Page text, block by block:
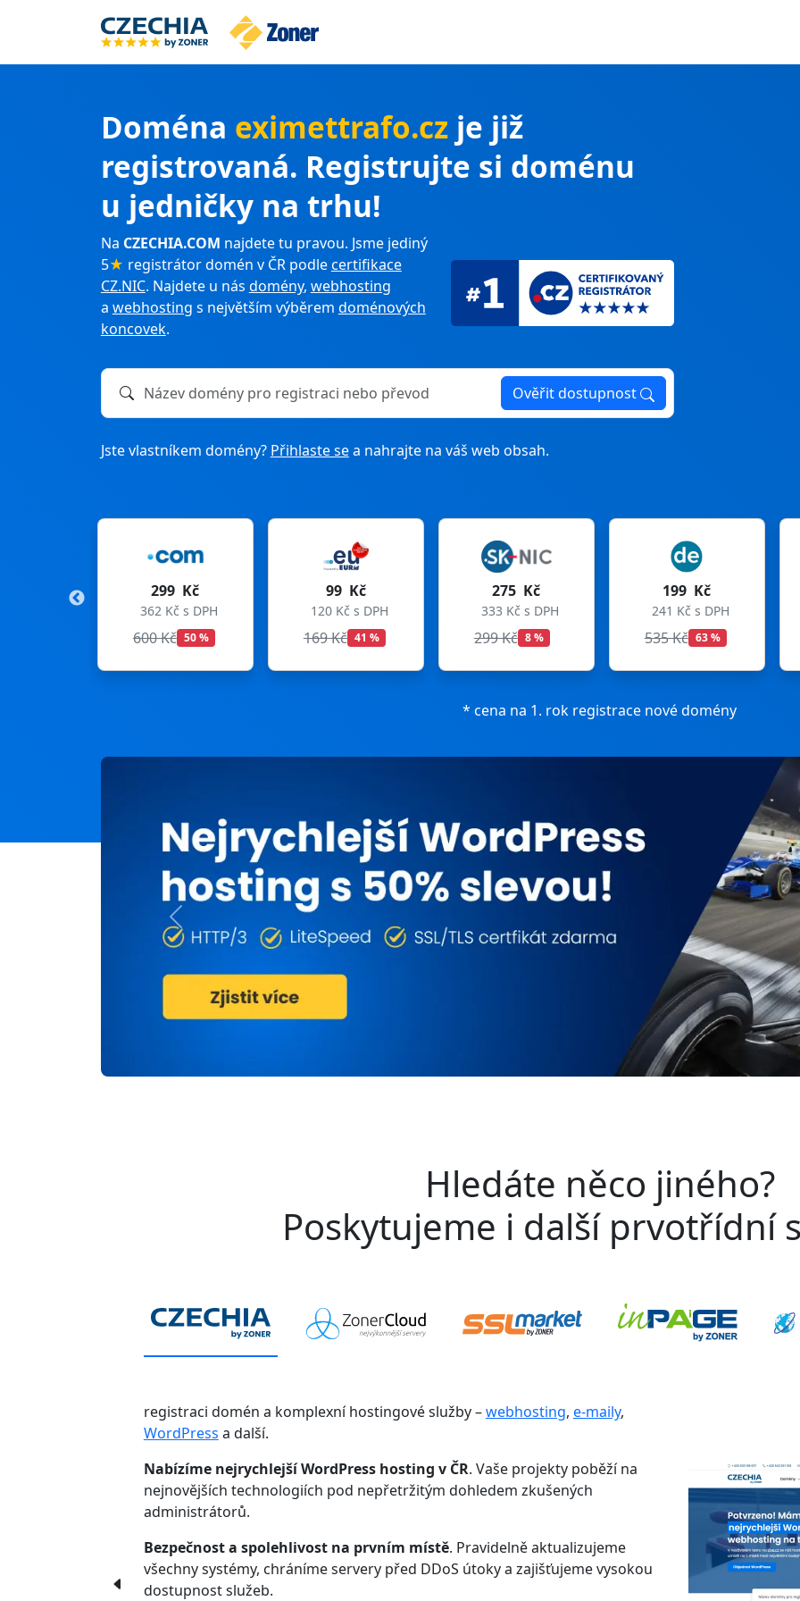
Doména eximettrafo.cz je již
registrovaná. Registrujte si doménu
u jedničky na trhu!
Na CZECHIA.COM najdete tu pravou. Jsme jediný
5★ registrátor domén v ČR podlecertifikace
CZ.NIC. Najdete u nás domény, webhosting
a webhosting s největším výběrem doménových
koncovek.
Název domény k registraci nebo převodu Ověřit dostupnost
Jste vlastníkem domény? Přihlaste sea nahrajte na váš web obsah.
99 Kč
120 Kč s DPH
169 Kč 41 %
275 Kč
333 Kč s DPH
299 Kč 8 %
199 Kč
241 Kč s DPH
535 Kč 63 %
199 Kč
241 Kč s DPH
699 Kč 72 %
* cena na 1. rok registrace nové domény
Previous
Hledáte něco jiného?
Poskytujeme i další prvotřídní
registraci domén a komplexní hostingové služby –webhosting, e-maily,
WordPress a další.
Nabízíme nejrychlejší WordPress hosting v ČR. Vaše projekty poběží na
nejnovějších technologiích pod nepřetržitým dohledem zkušených
administrátorů.
Bezpečnost a spolehlivost na prvním místě. Pravidelně aktualizujeme
všechny systémy, chráníme servery před DDoS útoky a zajišťujeme vysokou
dostupnost služeb.